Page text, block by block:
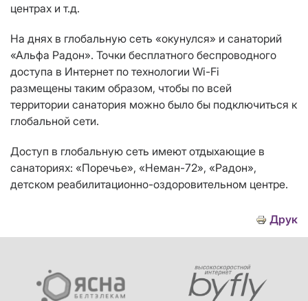
центрах и т.д.
На днях в глобальную сеть «окунулся» и санаторий
«Альфа Радон». Точки бесплатного беспроводного
доступа в Интернет по технологии Wi-Fi
размещены таким образом, чтобы по всей
территории санатория можно было бы подключиться к
глобальной сети.
Доступ в глобальную сеть имеют отдыхающие в
санаториях: «Поречье», «Неман-72», «Радон»,
детском реабилитационно-оздоровительном центре.
Друк